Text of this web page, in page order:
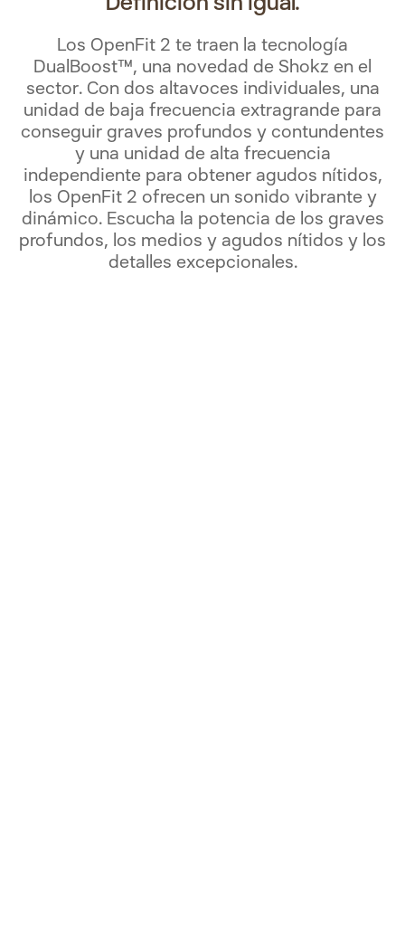
Los OpenFit 2 te traen la tecnología
DualBoost™, una novedad de Shokz en el
sector. Con dos altavoces individuales, una
unidad de baja frecuencia extragrande para
conseguir graves profundos y contundentes
y una unidad de alta frecuencia
independiente para obtener agudos nítidos,
los OpenFit 2 ofrecen un sonido vibrante y
dinámico. Escucha la potencia de los graves
profundos, los medios y agudos nítidos y los
detalles excepcionales.